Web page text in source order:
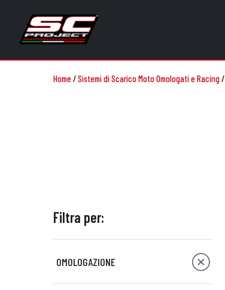
Home/Sistemi di Scarico Moto Omologati e Racing/
Filtra per:
OMOLOGAZIONE